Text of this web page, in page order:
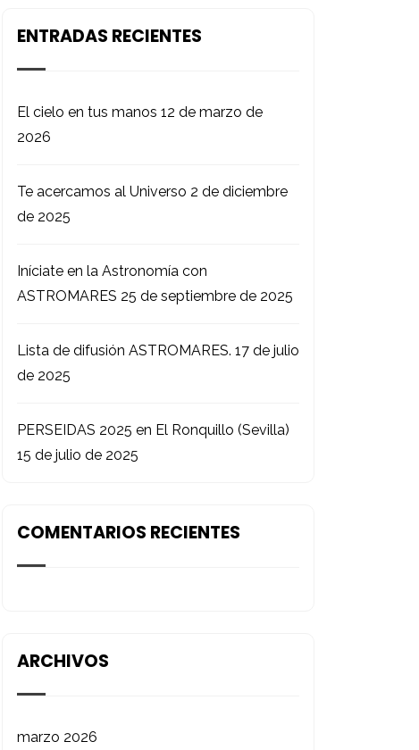
ENTRADAS RECIENTES
El cielo en tus manos 12 de marzo de
2026
Te acercamos al Universo 2 de diciembre
de 2025
Iníciate en la Astronomía con
ASTROMARES 25 de septiembre de 2025
Lista de difusión ASTROMARES. 17 de julio
de 2025
PERSEIDAS 2025 en El Ronquillo (Sevilla)
15 de julio de 2025
COMENTARIOS RECIENTES
ARCHIVOS
marzo 2026